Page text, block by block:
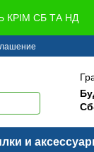
СБ ТА НД
и